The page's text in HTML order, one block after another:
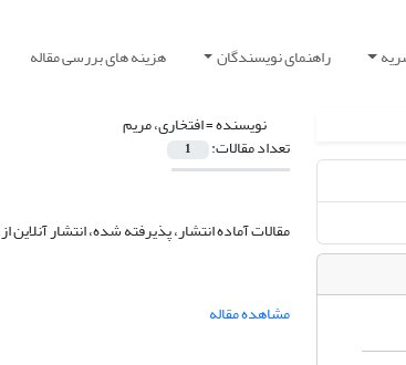
راهنمای نویسندگان هزینه های بررسی مقاله
نویسنده =افتخاری، مریم
تعداد مقالات: 1
مقالات آماده انتشار، پذیرفته شده، انتشار آنلاین از
مشاهده مقاله